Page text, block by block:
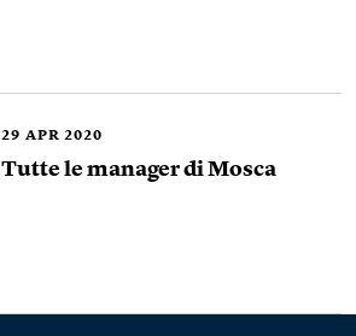
29 APR 2020
Tutte le manager di Mosca